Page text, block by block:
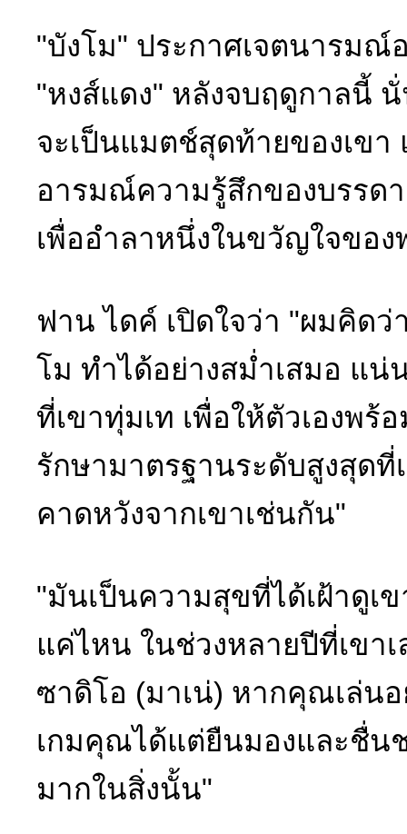
"บังโม" ประกาศเจตนารมณ์
"หงส์แดง" หลังจบฤดูกาลนี้
จะเป็นแมตช์สุดท้ายของเข
อารมณ์ความรู้สึกของบรรด
เพื่ออำลาหนึ่งในขวัญใจของ
ฟาน ไดค์ เปิดใจว่า "ผมคิดว่
โม ทำได้อย่างสม่ำเสมอ แ
ที่เขาทุ่มเท เพื่อให้ตัวเองพร้
รักษามาตรฐานระดับสูงสุดที่
คาดหวังจากเขาเช่นกัน"
"มันเป็นความสุขที่ได้เฝ้าดูเ
แค่ไหน ในช่วงหลายปีที่เขา
ซาดิโอ (มาเน่) หากคุณเล่น
เกมคุณได้แต่ยืนมองและชื่น
มากในสิ่งนั้น"